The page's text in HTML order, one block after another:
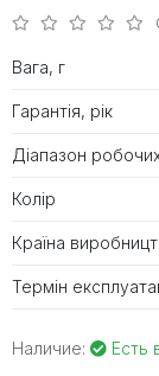
Вага, г
Гарантія, рік
Діапазон
Колір
Країна
Термін
Наличие: Есть